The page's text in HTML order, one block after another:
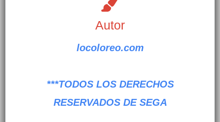
Autor
locoloreo.com
***TODOS LOS DERECHOS
RESERVADOS DE SEGA